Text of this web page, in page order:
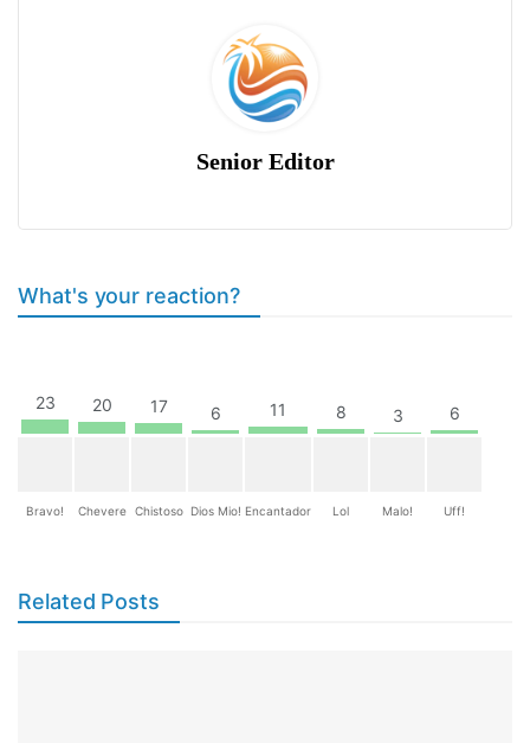
Senior Editor
What's your reaction?
23
Bravo!
20
Chevere
17
Chistoso
6
Dios Mio!
11
Encantador
8
Lol
3
Malo!
6
Uff!
Related Posts